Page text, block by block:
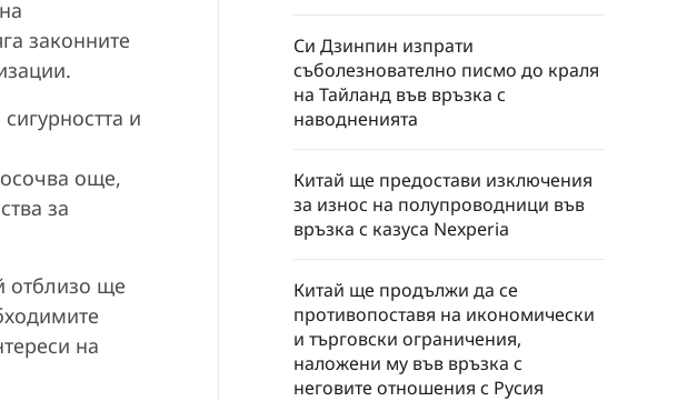
законните
и
още,
за
отблизо ще
на
Си Дзинпин изпрати
съболезнователно писмо до краля
на Тайланд във връзка с
наводненията
Китай ще предостави изключения
за износ на полупроводници във
връзка с казуса Nexperia
Китай ще продължи да се
противопоставя на икономически
и търговски ограничения,
наложени му във връзка с
неговите отношения с Русия